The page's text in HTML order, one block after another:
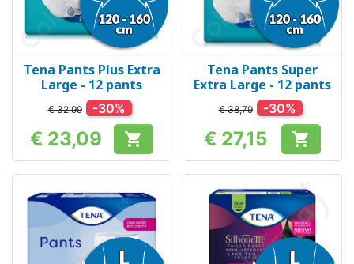
Tena Pants Plus Extra
Large - 12 pants
€ 32,99 -30%
Prijs
€ 23,09 
Tena Pants Super
Extra Large - 12 pants
€ 38,79 -30%
Prijs
€ 27,15 